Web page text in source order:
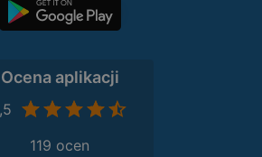
Ocena aplikacji
119 ocen